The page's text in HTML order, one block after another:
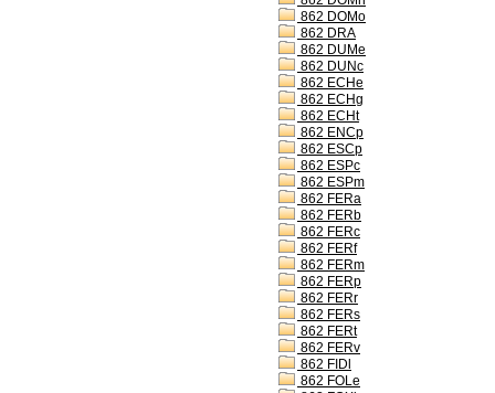
862 DOMo
862 DRA
862 DUMe
862 DUNc
862 ECHe
862 ECHg
862 ECHt
862 ENCp
862 ESCp
862 ESPc
862 ESPm
862 FERa
862 FERb
862 FERc
862 FERf
862 FERm
862 FERp
862 FERr
862 FERs
862 FERt
862 FERv
862 FIDl
862 FOLe